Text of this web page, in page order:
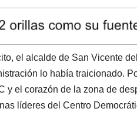
el alcalde de San Vicente
lo había traicionado.
y el corazón de la zona de
líderes del Centro